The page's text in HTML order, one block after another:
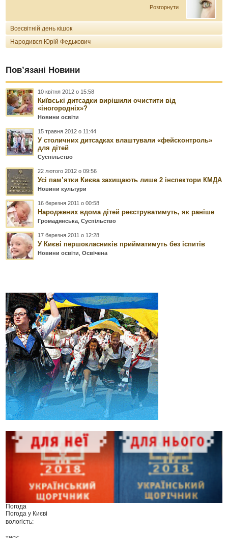
Розгорнути
Всесвітній день кішок
Народився Юрій Федькович
Пов’язані Новини
10 квітня 2012 о 15:58
Київські дитсадки вирішили очистити від
«іногородніх»?
Новини освіти
15 травня 2012 о 11:44
У столичних дитсадках влаштували «фейсконтроль»
для дітей
Суспільство
22 лютого 2012 о 09:56
Усі пам’ятки Києва захищають лише 2 інспектори КМДА
Новини культури
16 березня 2011 о 00:58
Народжених вдома дітей реєструватимуть, як раніше
Громадянська ,Суспільство
17 березня 2011 о 12:28
У Києві першокласників прийматимуть без іспитів
Новини освіти ,Освічена
Погода
Погода у Києві
вологість: